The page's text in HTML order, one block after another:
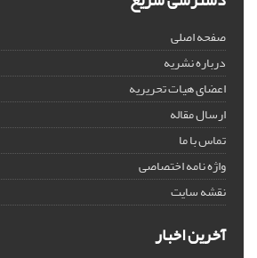
صفحه اصلی
درباره نشریه
اعضای هیات تحریریه
ارسال مقاله
تماس با ما
واژه نامه اختصاصی
نقشه سایت
آخرین اخبار